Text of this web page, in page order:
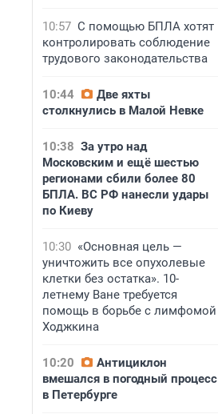
10:57 С помощью БПЛА хотят
контролировать соблюдение
трудового законодательства
10:44
Две яхты
столкнулись в Малой Невке
10:38 За утро над
Московским и ещё шестью
регионами сбили более 80
БПЛА. ВС РФ нанесли удары
по Киеву
10:30 «Основная цель —
уничтожить все опухолевые
клетки без остатка». 10-
летнему Ване требуется
помощь в борьбе с лимфомой
Ходжкина
10:20
Антициклон
вмешался в погодный процесс
в Петербурге